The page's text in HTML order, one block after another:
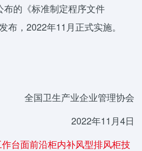
布的《标准制定程序文件
布，2022年11月正式实施。
全国卫生产业企业管理协会
2022年11月4日
台面前沿柜内补风型排风柜技